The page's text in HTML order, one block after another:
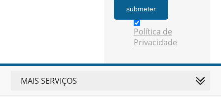
submeter
Política de
Privacidade
MAIS SERVIÇOS